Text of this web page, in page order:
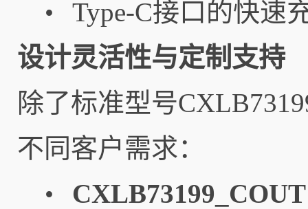
• Type-C接口的快速
设计灵活性与定制支持
除了标准型号
不同客户需求：
• CXLB73199_COUT